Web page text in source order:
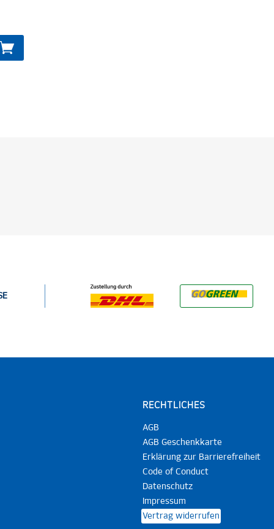
RECHTLICHES
AGB
AGB Geschenkkarte
Erklärung zur Barrierefreiheit
Code of Conduct
Datenschutz
Impressum
Vertrag widerrufen